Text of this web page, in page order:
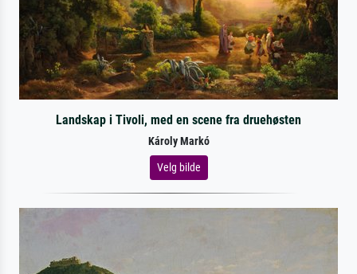
Landskap i Tivoli, med en scene fra druehøsten
Károly Markó
Velg bilde